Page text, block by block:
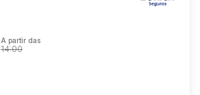
A partir das
14:00